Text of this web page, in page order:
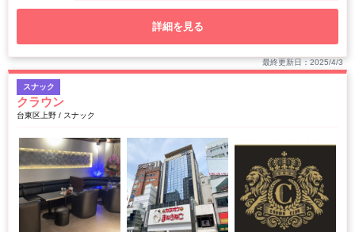
詳細を見る
最終更新日：2025/4/3
スナック
クラウン
台東区上野 / スナック